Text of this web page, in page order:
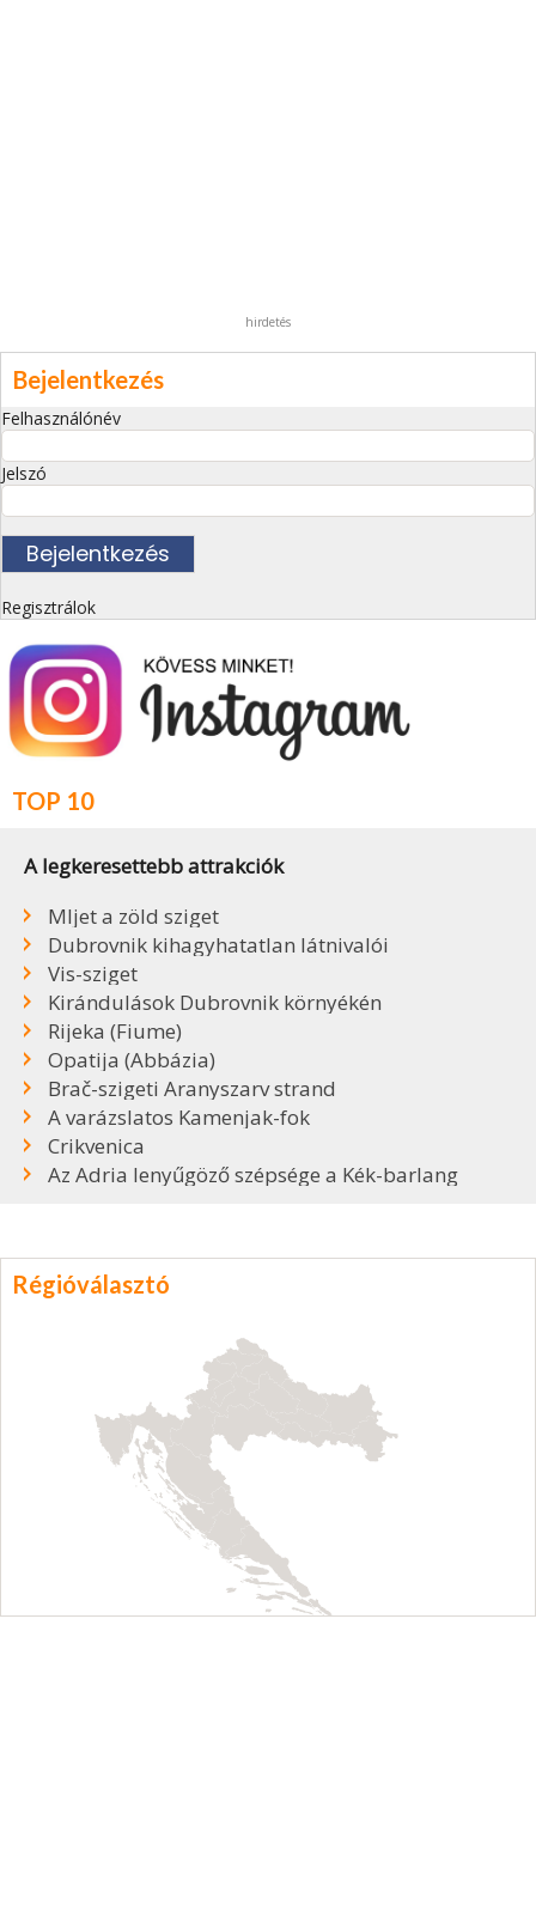
hirdetés
Bejelentkezés
Felhasználónév
Jelszó
Regisztrálok
TOP 10
A legkeresettebb attrakciók
Mljet a zöld sziget
Dubrovnik kihagyhatatlan látnivalói
Vis-sziget
Kirándulások Dubrovnik környékén
Rijeka (Fiume)
Opatija (Abbázia)
Brač-szigeti Aranyszarv strand
A varázslatos Kamenjak-fok
Crikvenica
Az Adria lenyűgöző szépsége a Kék-barlang
Régióválasztó